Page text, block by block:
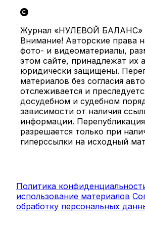
Журнал «НУЛЕВОЙ БАЛАНС»
Внимание! Авторские права
фото- и видеоматериалы,
этом сайте, принадлежат их
юридически защищены.
материалов без согласия
отслеживается и
досудебном и судебном
зависимости от наличия
информации.
разрешается только при
гиперссылки на исходный
Политика
использование материалов
обработку персональных